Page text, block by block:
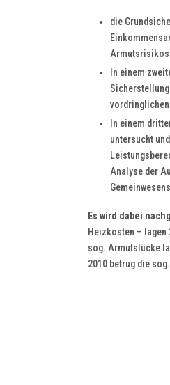
die
In einem
vordringlichen
In einem
untersucht
Analyse der
Es wird dabei
Heizkosten – lagen
sog. Armutslücke
2010 betrug die